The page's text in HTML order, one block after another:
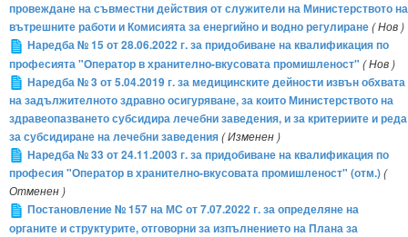
провеждане на съвместни действия от служители на Министерството на
вътрешните работи и Комисията за енергийно и водно регулиране( Нов )
Наредба № 15 от 28.06.2022 г. за придобиване на квалификация по
професията "Оператор в хранително-вкусовата промишленост" ( Нов )
Наредба № 3 от 5.04.2019 г. за медицинските дейности извън обхвата
на задължителното здравно осигуряване, за които Министерството на
здравеопазването субсидира лечебни заведения, и за критериите и реда
за субсидиране на лечебни заведения( Изменен )
Наредба № 33 от 24.11.2003 г. за придобиване на квалификация по
професия "Оператор в хранително-вкусовата промишленост" (отм.)(
Отменен )
Постановление № 157 на МС от 7.07.2022 г. за определяне на
органите и структурите, отговорни за изпълнението на Плана за